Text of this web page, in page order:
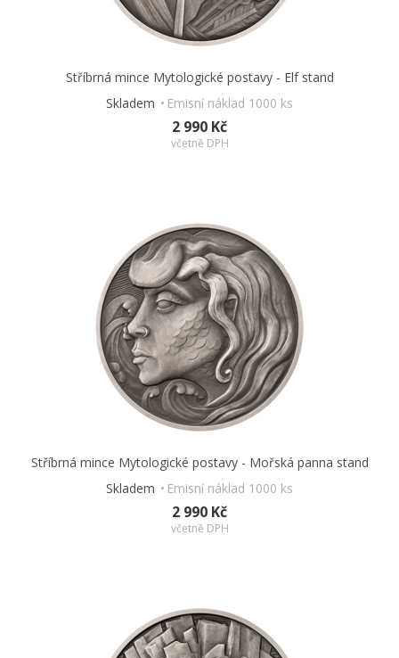
Stříbrná mince Mytologické postavy - Elf stand
Skladem
Emisní náklad 1000 ks
2 990 Kč
včetně DPH
Stříbrná mince Mytologické postavy - Mořská panna stand
Skladem
Emisní náklad 1000 ks
2 990 Kč
včetně DPH